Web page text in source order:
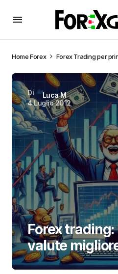
HomeForex Forex Trading per
Di
Luca M
4 Luglio 2012
Forex
valute